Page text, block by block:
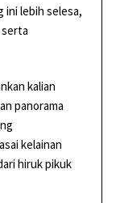
ini lebih selesa,
kalian
panorama
kelainan
hiruk pikuk